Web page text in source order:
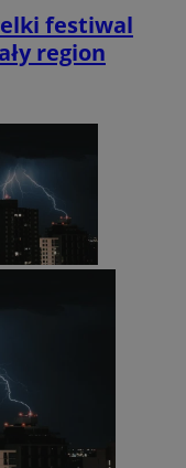
festiwal
region